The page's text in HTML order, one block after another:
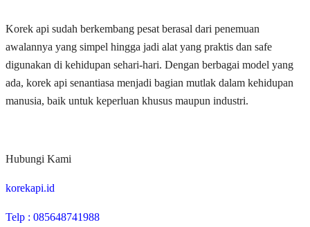
Korek api sudah berkembang pesat berasal dari penemuan
awalannya yang simpel hingga jadi alat yang praktis dan safe
digunakan di kehidupan sehari-hari. Dengan berbagai model yang
ada, korek api senantiasa menjadi bagian mutlak dalam kehidupan
manusia, baik untuk keperluan khusus maupun industri.
Hubungi Kami
korekapi.id
Telp : 085648741988